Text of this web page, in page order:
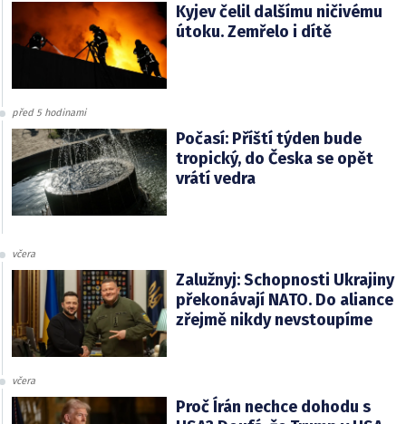
Kyjev čelil dalšímu ničivému
útoku. Zemřelo i dítě
před 5 hodinami
Počasí: Příští týden bude
tropický, do Česka se opět
vrátí vedra
včera
Zalužnyj: Schopnosti Ukrajiny
překonávají NATO. Do aliance
zřejmě nikdy nevstoupíme
včera
Proč Írán nechce dohodu s